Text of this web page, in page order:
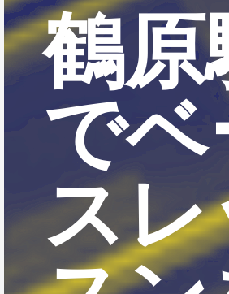
鶴原
でベ
ス